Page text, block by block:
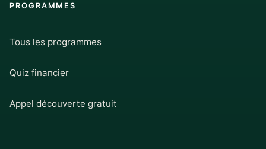
PROGRAMMES
Tous les programmes
Quiz financier
Appel découverte gratuit